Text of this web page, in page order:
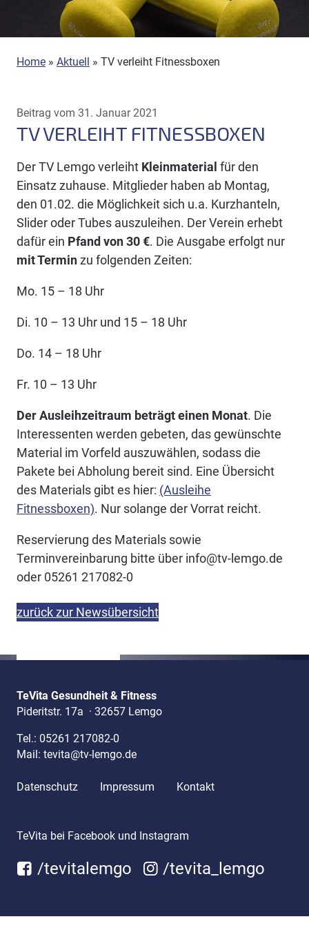
Home » Aktuell » TV verleiht Fitnessboxen
Beitrag vom 31. Januar 2021
TV VERLEIHT FITNESSBOXEN
Der TV Lemgo verleiht Kleinmaterial für den
Einsatz zuhause. Mitglieder haben ab Montag,
den 01.02. die Möglichkeit sich u.a. Kurzhanteln,
Slider oder Tubes auszuleihen. Der Verein erhebt
dafür ein Pfand von 30 €. Die Ausgabe erfolgt nur
mit Terminzu folgenden Zeiten:
Mo. 15 – 18 Uhr
Di. 10 – 13 Uhr und 15 – 18 Uhr
Do. 14 – 18 Uhr
Fr. 10 – 13 Uhr
Der Ausleihzeitraum beträgt einen Monat. Die
Interessenten werden gebeten, das gewünschte
Material im Vorfeld auszuwählen, sodass die
Pakete bei Abholung bereit sind. Eine Übersicht
des Materials gibt es hier: (Ausleihe
Fitnessboxen). Nur solange der Vorrat reicht.
Reservierung des Materials sowie
Terminvereinbarung bitte über info@tv-lemgo.de
oder 05261 217082-0
zurück zur Newsübersicht
TeVita Gesundheit & Fitness
Pideritstr. 17a · 32657 Lemgo
Tel.: 05261 217082-0
Mail: tevita@tv-lemgo.de
Datenschutz Impressum Kontakt
TeVita bei Facebook und Instagram
/tevitalemgo /tevita_lemgo